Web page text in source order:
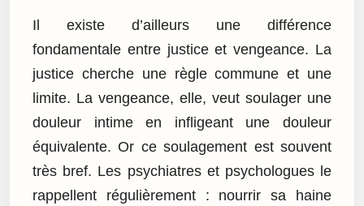
Il existe d’ailleurs une différence
fondamentale entre justice et vengeance. La
justice cherche une règle commune et une
limite. La vengeance, elle, veut soulager une
douleur intime en infligeant une douleur
équivalente. Or ce soulagement est souvent
très bref. Les psychiatres et psychologues le
rappellent régulièrement : nourrir sa haine